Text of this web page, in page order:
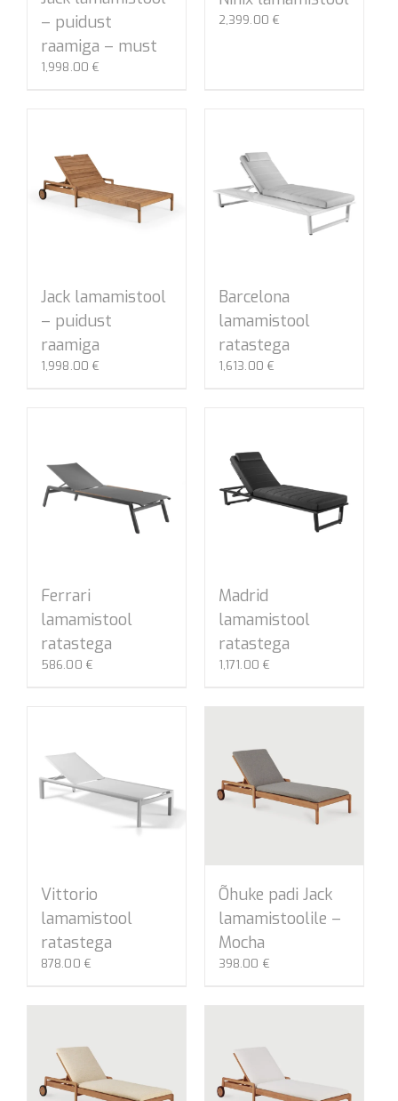
– puidust
raamiga – must
1,998.00 €
2,399.00 €
Jack lamamistool
– puidust
raamiga
1,998.00 €
Barcelona
lamamistool
ratastega
1,613.00 €
Ferrari
lamamistool
ratastega
586.00 €
Madrid
lamamistool
ratastega
1,171.00 €
Vittorio
lamamistool
ratastega
878.00 €
Õhuke padi Jack
lamamistoolile –
Mocha
398.00 €